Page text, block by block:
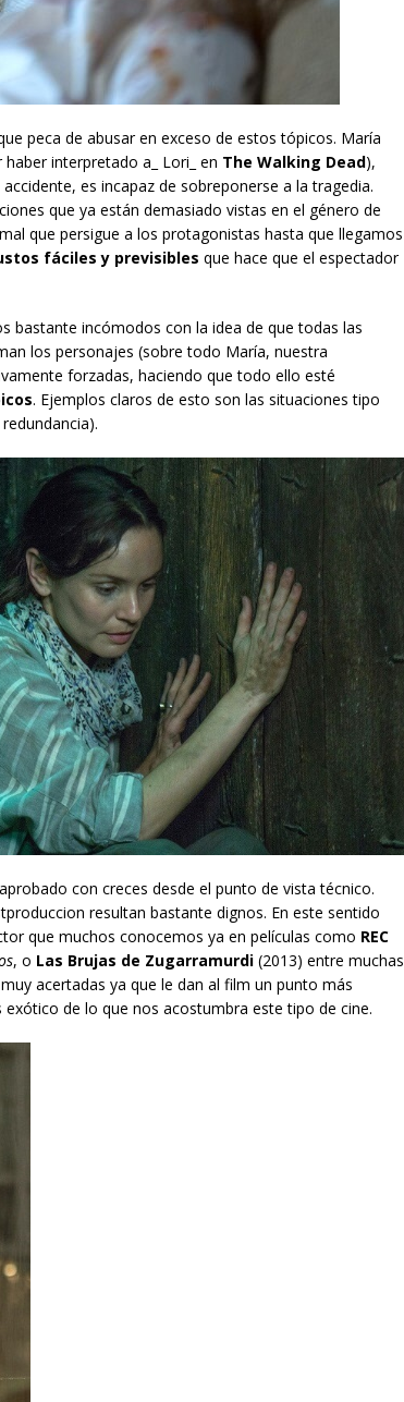
peca de abusar en exceso de estos tópicos. María
interpretado a_ Lori_ en The Walking Dead),
es incapaz de sobreponerse a la tragedia.
que ya están demasiado vistas en el género de
que persigue a los protagonistas hasta que llegamos
fáciles y previsibles que hace que el espectador
bastante incómodos con la idea de que todas las
los personajes (sobre todo María, nuestra
forzadas, haciendo que todo ello esté
. Ejemplos claros de esto son las situaciones tipo
con creces desde el punto de vista técnico.
resultan bastante dignos. En este sentido
que muchos conocemos ya en películas como REC
, o Las Brujas de Zugarramurdi (2013) entre muchas
acertadas ya que le dan al film un punto más
de lo que nos acostumbra este tipo de cine.